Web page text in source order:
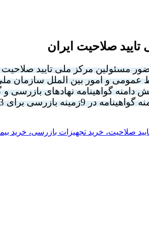
مسئولین مرکز ملی تایید
عمومی و امور بین الملل سازمان ملی
گواهینامه نهادهای بازرسی
گواهینامه در 9 زمینه بازرسی برای